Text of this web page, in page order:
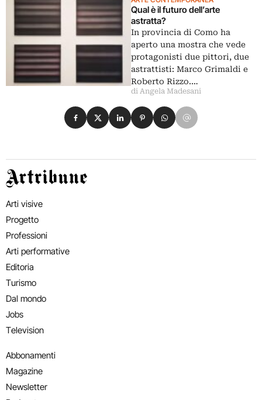
Qual è il futuro dell’arte
astratta?
In provincia di Como ha
aperto una mostra che vede
protagonisti due pittori, due
astrattisti: Marco Grimaldi e
Roberto Rizzo.…
di Angela Madesani
Condividi su Facebook
Condividi su X
Condividi su LinkedIn
Condividi su Pinterest
Condividi su WhatsApp
Condividi su Email
Artribune
Arti visive
Progetto
Professioni
Arti performative
Editoria
Turismo
Dal mondo
Jobs
Television
Abbonamenti
Magazine
Newsletter